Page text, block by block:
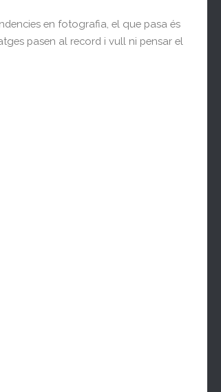
en fotografia, el que pasa és
pasen al record i vull ni pensar el